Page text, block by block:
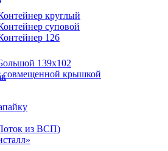
круглый
суповой
126
139х102
совмещенной крышкой
из ВСП)